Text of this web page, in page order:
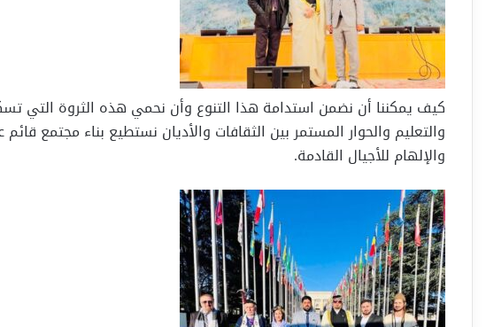
كيف يمكننا أن نضمن استدامة هذا التنوع وأن نحمي هذه الثروة التي
والتعليم والحوار المستمر بين الثقافات والأديان نستطيع بناء مجتمع
والإلهام للأجيال القادمة.